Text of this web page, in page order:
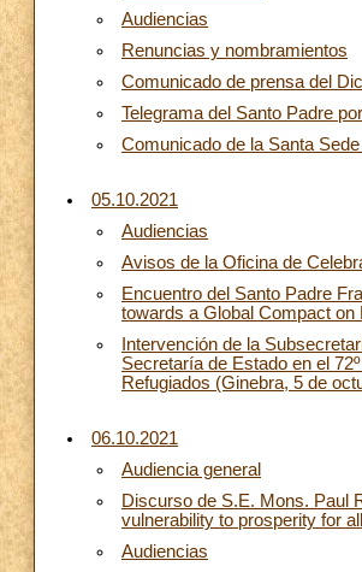
Audiencias
Renuncias y nombramientos
Comunicado de prensa del
Telegrama del Santo Padre
Comunicado de la Santa
05.10.2021
Audiencias
Avisos de la Oficina de
Encuentro del Santo Padre
towards a Global Compact on
Intervención de la
Secretaría de Estado en el
Refugiados (Ginebra, 5 de
06.10.2021
Audiencia general
Discurso de S.E. Mons. Paul
vulnerability to prosperity for
Audiencias